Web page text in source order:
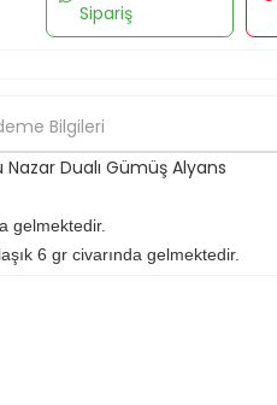
Sipariş
Bilgileri
Dualı Gümüş Alyans
gelmektedir.
6 gr civarında gelmektedir.